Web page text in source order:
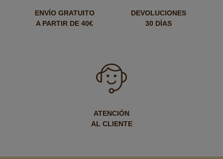
ENVÍO GRATUITO
A PARTIR DE 40€
DEVOLUCIONES
30 DÍAS
ATENCIÓN
AL CLIENTE